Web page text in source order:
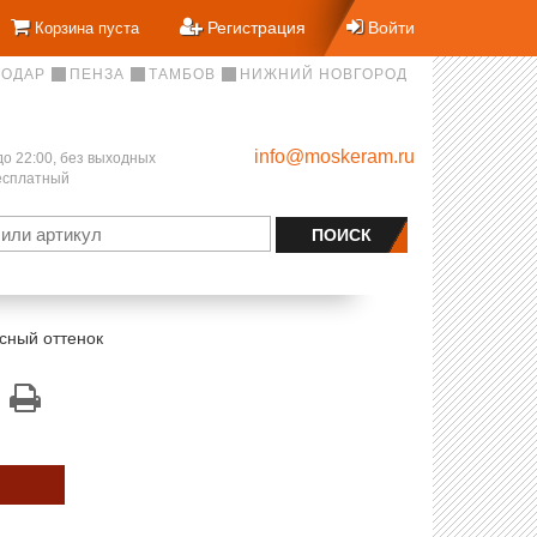
Корзина пуста Регистрация Войти
ПЕНЗА ТАМБОВ
НИЖНИЙ НОВГОРОД
22:00, без выходных
info@moskeram.ru
оттенок